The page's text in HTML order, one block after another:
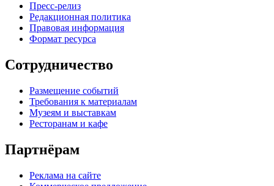
Пресс-релиз
Редакционная политика
Правовая информация
Формат ресурса
Сотрудничество
Размещение событий
Требования к материалам
Музеям и выставкам
Ресторанам и кафе
Партнёрам
Реклама на сайте